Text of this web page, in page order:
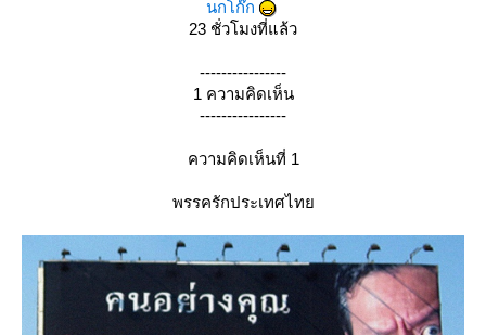
นกโก๊ก
23 ชั่วโมงที่แล้ว
----------------
1 ความคิดเห็น
----------------
ความคิดเห็นที่ 1
พรรครักประเทศไท